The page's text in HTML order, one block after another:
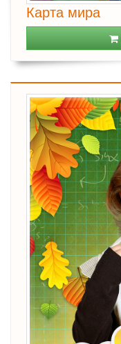
Карта мира